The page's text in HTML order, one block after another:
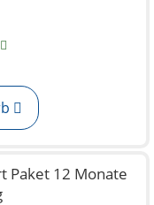
Paket 12 Monate